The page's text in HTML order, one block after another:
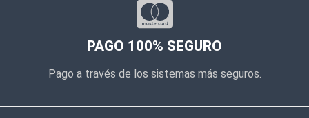
PAGO 100% SEGURO
Pago a través de los sistemas más seguros.